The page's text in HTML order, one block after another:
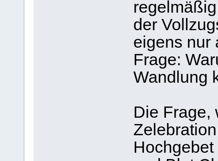
der
eigens nur
Frage:
Wandlung
Die Frage,